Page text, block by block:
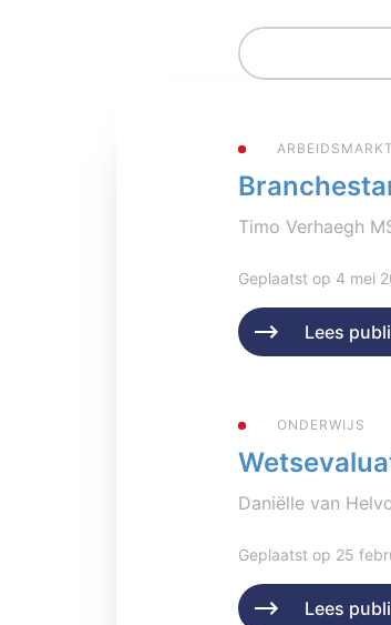
ARBEIDSMARKT
Timo Verhaegh
Geplaatst op 4 mei
Lees
ONDERWIJS
Daniëlle van
Geplaatst op 25
Lees